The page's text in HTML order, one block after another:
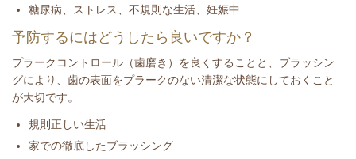
糖尿病、ストレス、不規則な生活、妊娠中
予防するにはどうしたら良いですか？
プラークコントロール（歯磨き）を良くすることと、ブラッシン
グにより、歯の表面をプラークのない清潔な状態にしておくこと
が大切です。
規則正しい生活
家での徹底したブラッシング